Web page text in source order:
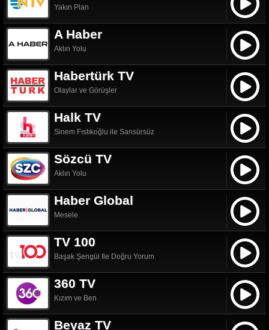
Yakın Plan
A Haber
Aklın Yolu
Habertürk TV
Olaylar ve Görüşler
Halk TV
Sinem Fıstıkoğlu ile Sansürsüz
Sözcü TV
Aklın Yolu
Haber Global
Mesele
TV 100
Başak Şengül Ile Doğru Yorum
360 TV
Kızım ve Ben
Beyaz TV